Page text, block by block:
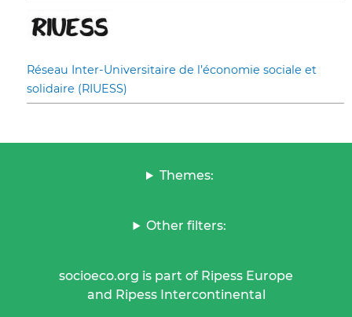
Réseau Inter-Universitaire de l’économie sociale et
solidaire (RIUESS)
Themes:
Other filters:
socioeco.org is part of Ripess Europe
and Ripess Intercontinental